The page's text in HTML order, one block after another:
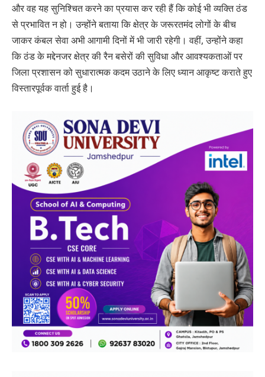
और वह यह सुनिश्चित करने का प्रयास कर रही हैं कि कोई भी व्यक्ति ठंड
से प्रभावित न हो। उन्होंने बताया कि क्षेत्र के जरूरतमंद लोगों के बीच
जाकर कंबल सेवा अभी आगामी दिनों में भी जारी रहेगी। वहीं, उन्होंने कहा
कि ठंड के मद्देनजर क्षेत्र की रैन बसेरों की सुविधा और आवश्यकताओं पर
जिला प्रशासन को सुधारात्मक कदम उठाने के लिए ध्यान आकृष्ट कराते हुए
विस्तारपूर्वक वार्ता हुई है।